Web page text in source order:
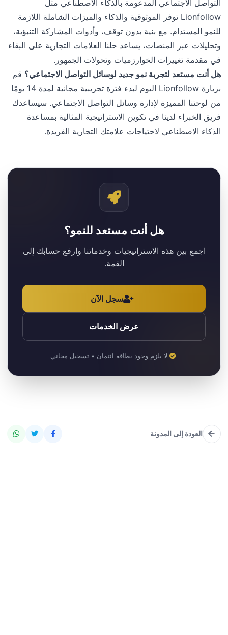
التواصل الاجتماعي المدعومة بالذكاء الاصطناعي مثل
Lionfollow توفر الموثوقية والذكاء والميزات الشاملة اللازمة
للنمو المستدام. مع بنية بدون توقف، وأدوات المشاركة التنبؤية،
وتحليلات عبر المنصات، يساعد حلنا العلامات التجارية على البقاء
في مقدمة تغييرات الخوارزميات وتحولات الجمهور.
هل أنت مستعد لتجربة نمو جديد لوسائل التواصل الاجتماعي؟ قم
بزيارة Lionfollow اليوم لبدء فترة تجريبية مجانية لمدة 14 يومًا
من لوحتنا المميزة لإدارة وسائل التواصل الاجتماعي. سيساعدك
فريق الخبراء لدينا في تكوين الاستراتيجية المثالية بمساعدة
الذكاء الاصطناعي لاحتياجات علامتك التجارية الفريدة.
هل أنت مستعد للنمو؟
اجمع بين هذه الاستراتيجيات وخدماتنا وارفع حسابك إلى
القمة.
سجل الآن
عرض الخدمات
لا يلزم وجود بطاقة ائتمان • تسجيل مجاني
العودة إلى المدونة